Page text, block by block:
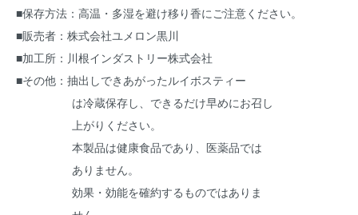
■保存方法：高温・多湿を避け移り香にご注意ください。
■販売者：株式会社ユメロン黒川
■加工所：川根インダストリー株式会社
■その他：抽出しできあがったルイボスティー
は冷蔵保存し、できるだけ早めにお召し
上がりください。
本製品は健康食品であり、医薬品では
ありません。
効果・効能を確約するものではありま